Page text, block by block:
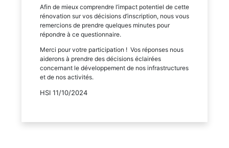
Afin de mieux comprendre l’impact potentiel de cette
rénovation sur vos décisions d’inscription, nous vous
remercions de prendre quelques minutes pour
répondre à ce questionnaire.
Merci pour votre participation ! Vos réponses nous
aiderons à prendre des décisions éclairées
concernant le développement de nos infrastructures
et de nos activités.
HSI 11/10/2024